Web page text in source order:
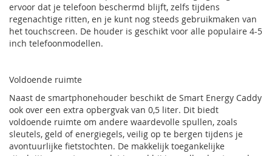
ervoor dat je telefoon beschermd blijft, zelfs tijdens
regenachtige ritten, en je kunt nog steeds gebruikmaken van
het touchscreen. De houder is geschikt voor alle populaire 4-5
inch telefoonmodellen.
Voldoende ruimte
Naast de smartphonehouder beschikt de Smart Energy Caddy
ook over een extra opbergvak van 0,5 liter. Dit biedt
voldoende ruimte om andere waardevolle spullen, zoals
sleutels, geld of energiegels, veilig op te bergen tijdens je
avontuurlijke fietstochten. De makkelijk toegankelijke